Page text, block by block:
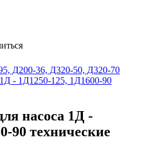
Д200-36, Д320-50, Д320-70
- 1Д1250-125, 1Д1600-90
насоса 1Д -
90 технические